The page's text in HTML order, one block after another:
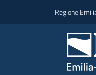
Regione